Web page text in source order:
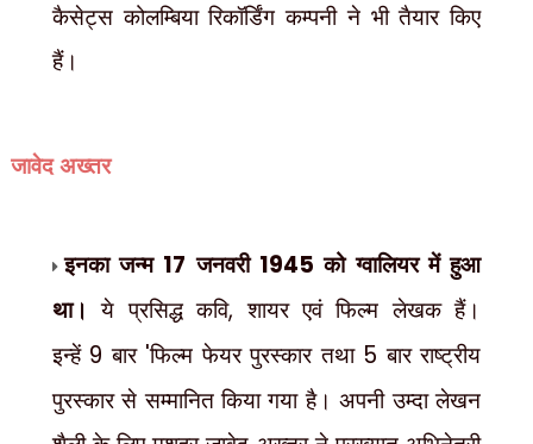
कैसेट्स कोलम्बिया रिकॉर्डिंग कम्पनी ने भी तैयार किए
हैं।
जावेद अख्तर
इनका जन्म 17 जनवरी 1945 को ग्वालियर में हुआ
था।ये प्रसिद्ध कवि,शायर एवं फिल्म लेखक हैं।
इन्हें 9 बार 'फिल्म फेयर पुरस्कार तथा 5 बार राष्ट्रीय
पुरस्कार से सम्मानित किया गया है। अपनी उम्दा लेखन